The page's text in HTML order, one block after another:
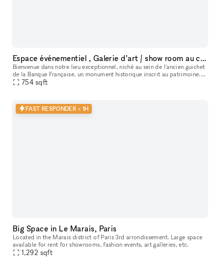
Espace événementiel , Galerie d’art / show room au cœur de Paris
Bienvenue dans notre lieu exceptionnel, niché au sein de l'ancien guichet
de la Banque Française, un monument historique inscrit au patrimoine.
Cet espace polyvalent offre une variété d'options pour
754 sqft
FAST RESPONDER < 1H
Big Space in Le Marais, Paris
Located in the Marais district of Paris 3rd arrondissement. Large space
available for rent for showrooms, fashion events, art galleries, etc.
1,292 sqft